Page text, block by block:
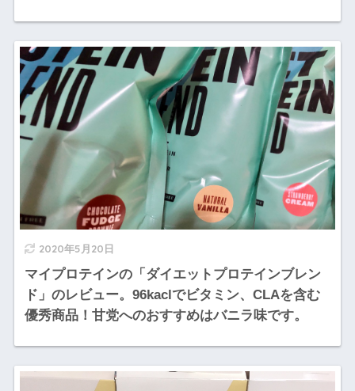
2020年5月20日
マイプロテインの「ダイエットプロテインブレン
ド」のレビュー。96kaclでビタミン、CLAを含む
優秀商品！甘党へのおすすめはバニラ味です。